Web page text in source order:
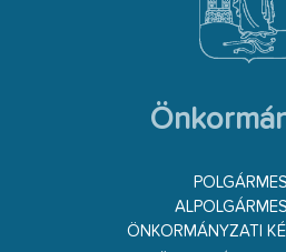
ÖNKORMÁNYZATI